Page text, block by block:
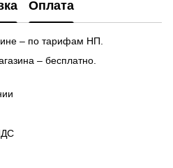
Оплата
– по тарифам НП.
– бесплатно.